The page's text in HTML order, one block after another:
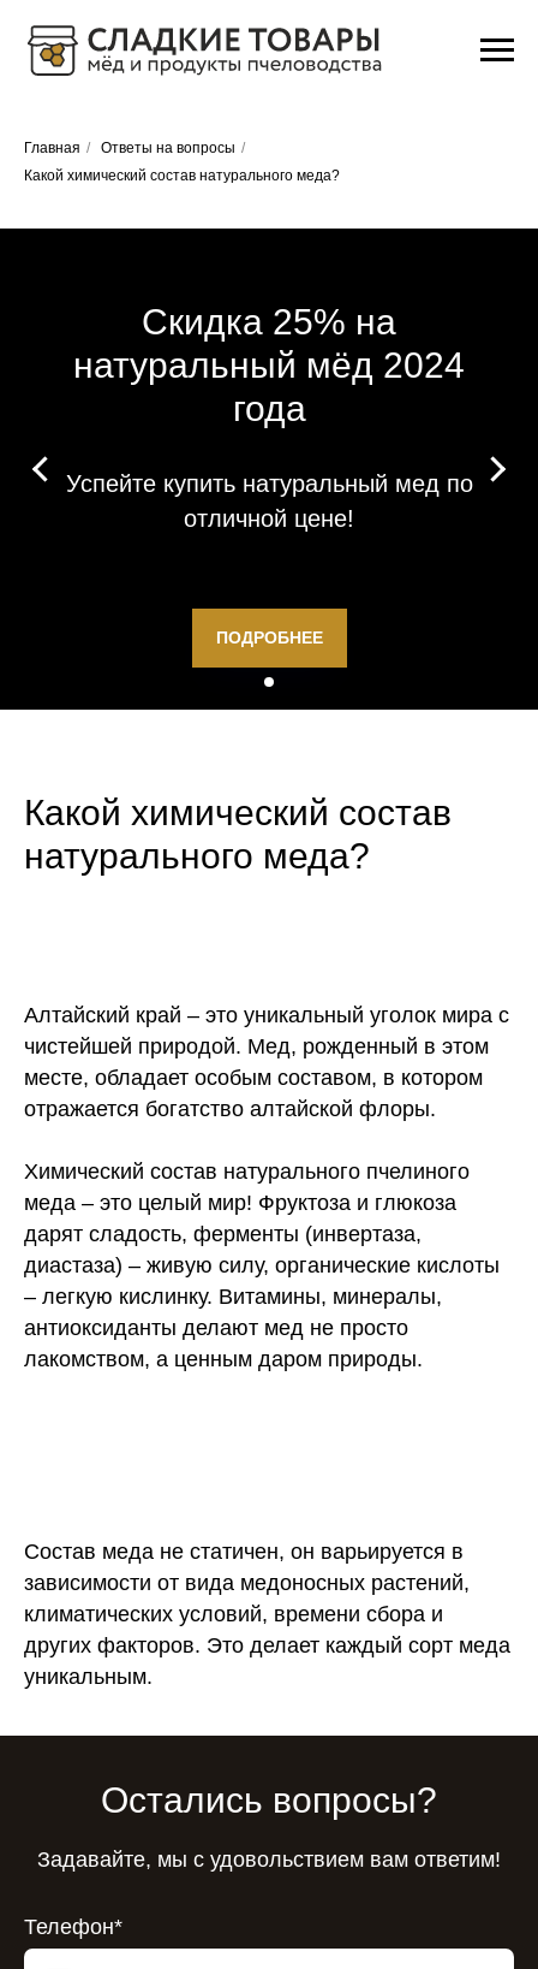
Главная / Ответы на вопросы /
Какой химический состав натурального меда?
Скидка 25% на
натуральный мёд 2024
года
Успейте купить натуральный мед по
отличной цене!
ПОДРОБНЕЕ
Какой химический состав
натурального меда?
Алтайский край – это уникальный уголок мира с
чистейшей природой. Мед, рожденный в этом
месте, обладает особым составом, в котором
отражается богатство алтайской флоры.
Химический состав натурального пчелиного
меда – это целый мир! Фруктоза и глюкоза
дарят сладость, ферменты (инвертаза,
диастаза) – живую силу, органические кислоты
– легкую кислинку. Витамины, минералы,
антиоксиданты делают мед не просто
лакомством, а ценным даром природы.
Состав меда не статичен, он варьируется в
зависимости от вида медоносных растений,
климатических условий, времени сбора и
других факторов. Это делает каждый сорт меда
уникальным.
Остались вопросы?
Задавайте, мы с удовольствием вам ответим!
Телефон*